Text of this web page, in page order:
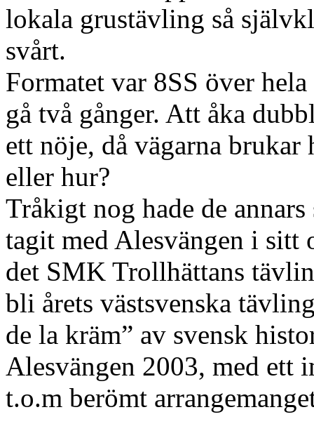
lokala grustävling så
svårt.
Formatet var 8SS över
gå två gånger. Att åka
ett nöje, då vägarna
eller hur?
Tråkigt nog hade de
tagit med Alesvängen i sitt
det SMK Trollhättans
bli årets västsvenska
de la kräm” av svensk
Alesvängen 2003, med ett
t.o.m berömt